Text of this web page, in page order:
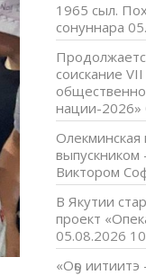
1965 сыл.
сонуннара
соискание
нации-2026»
Виктором
В Якутии
проект
05.08.2026
«Оҕо